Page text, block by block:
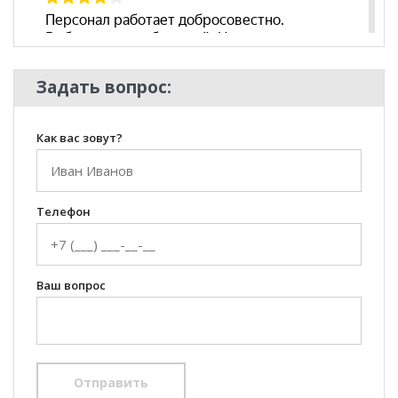
Задать вопрос:
Как вас зовут?
Телефон
Ваш вопрос
Отправить